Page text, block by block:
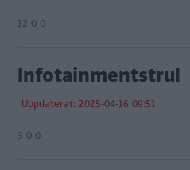
12 0 0
Infotainmentstrul
Uppdaterat: 2025-04-16 09:51
3 0 0